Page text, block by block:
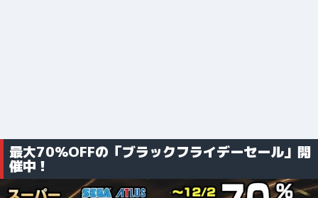
最大70%OFFの「ブラックフライデーセール」開
催中！